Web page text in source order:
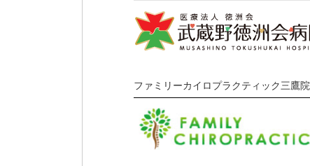
ファミリーカイロプラクティック三鷹院